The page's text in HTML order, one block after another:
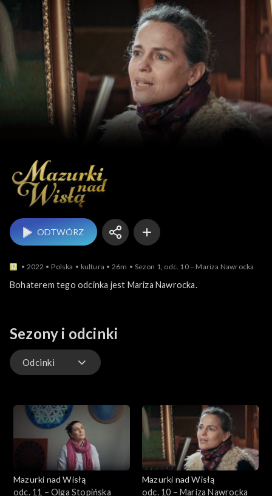
Mazurki nad Wisłą
ODTWÓRZ
2022 Polska kultura 26m Sezon 1, odc. 10 – Mariza Nawrocka
Bohaterem tego odcinka jest Mariza Nawrocka.
Sezony i odcinki
Odcinki
Mazurki nad Wisłą
odc. 11 – Olga Stopińska
Mazurki nad Wisłą
odc. 10 – Mariza Nawrocka